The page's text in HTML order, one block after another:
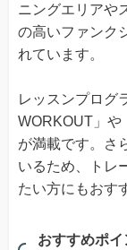
ニングエリアや
の高いファンク
れています。
レッスンプログ
WORKOUT」や
が満載です。さ
いるため、トレ
たい方にもおす
おすすめポイ